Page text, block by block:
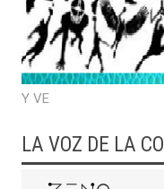
Y VE
LA VOZ DE LA